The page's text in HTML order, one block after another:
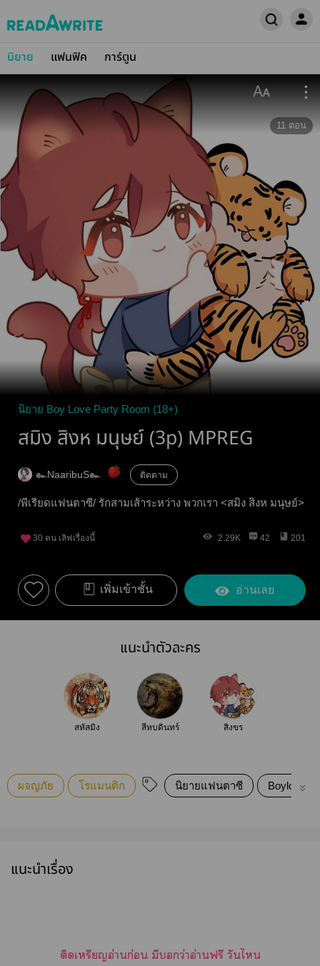
นิยาย แฟนฟิค การ์ตูน
11 ตอน
นิยาย Boy Love Party Room (18+)
สมิง สิงห มนุษย์ (3p) MPREG
๛NaaribuS๛ ติดตาม
/พีเรียดแฟนตาซี/ รักสามเส้าระหว่าง พวกเรา <สมิง สิงห มนุษย์>
30 คน เลิฟเรื่องนี้ 2.29K 42 201
เพิ่มเข้าชั้น อ่านเลย
แนะนำตัวละคร
สหัสมิง สีหบดินทร์ สิงขร
ผจญภัย โรแมนติก นิยายแฟนตาซี Boylove/
แนะนำเรื่อง
ติดเหรียญอ่านก่อน มีว่าอ่านฟรี วันไ